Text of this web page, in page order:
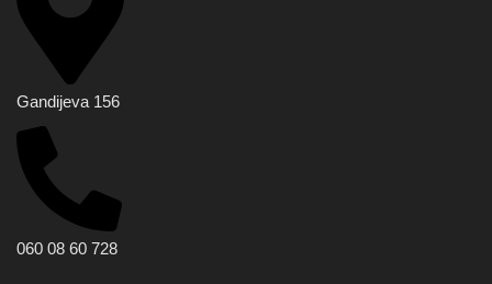
Gandijeva 156
060 08 60 728